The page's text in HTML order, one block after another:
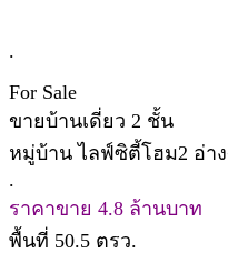
.
For Sale
ขายบ้านเดี่ยว 2 ชั้น
หมู่บ้าน ไลฟ์ซิตี้โฮม2 อ่า
.
ราคาขาย 4.8 ล้านบาท
พื้นที่ 50.5 ตรว.